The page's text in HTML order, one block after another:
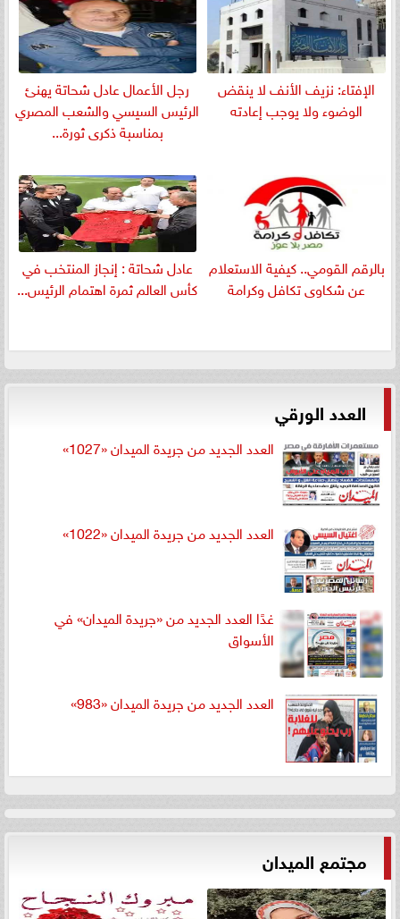
الإفتاء: نزيف الأنف لا ينقض
الوضوء ولا يوجب إعادته
رجل الأعمال عادل شحاتة يهنئ
الرئيس السيسي والشعب المصري
بمناسبة ذكرى ثورة...
بالرقم القومي.. كيفية الاستعلام
عن شكاوى تكافل وكرامة
عادل شحاتة : إنجاز المنتخب في
كأس العالم ثمرة اهتمام الرئيس...
العدد الورقي
العدد الجديد من جريدة الميدان «1027»
العدد الجديد من جريدة الميدان «1022»
غدًا العدد الجديد من «جريدة الميدان» في
الأسواق
العدد الجديد من جريدة الميدان «983»
مجتمع الميدان